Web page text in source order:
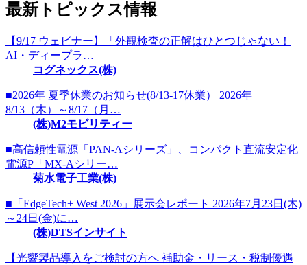
最新トピックス情報
【9/17 ウェビナー】「外観検査の正解はひとつじゃない！
AI・ディープラ…
コグネックス(株)
■2026年 夏季休業のお知らせ(8/13-17休業） 2026年
8/13（木）～8/17（月…
(株)M2モビリティー
■高信頼性電源「PAN-Aシリーズ」、コンパクト直流安定化
電源P「MX-Aシリー…
菊水電子工業(株)
■「EdgeTech+ West 2026」展示会レポート 2026年7月23日(木)
～24日(金)に…
(株)DTSインサイト
【光響製品導入をご検討の方へ 補助金・リース・税制優遇